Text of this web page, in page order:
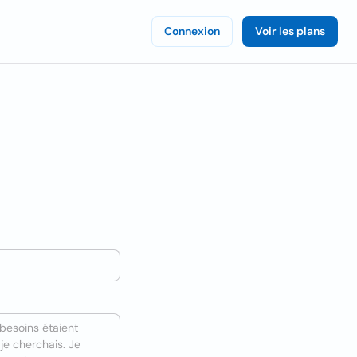
Connexion Voir les plans